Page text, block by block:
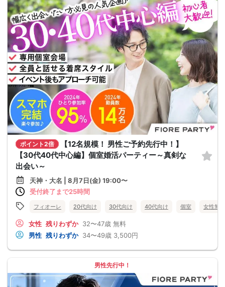
ポイント2倍
【12名規模！ 男性ご予約先行中！】
【30代40代中心編】個室婚活パーティー～真剣な
出会い～
天神・大名 | 8月7日(金) 19:00〜
受付終了まで25時間
フィオーレ 20代向け 30代向け 40代向け 個室 女性無料
女性 残りわずか 32〜47歳 無料
男性 残りわずか 34〜49歳 3,500円
男性先行中！